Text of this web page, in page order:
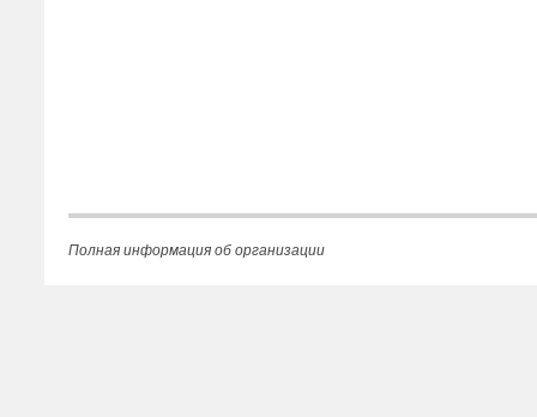
Полная информация об организации